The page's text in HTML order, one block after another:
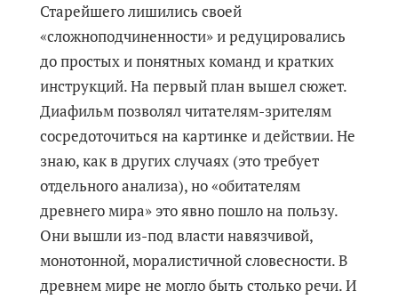
Старейшего лишились своей
«сложноподчиненности» и редуцировались
до простых и понятных команд и кратких
инструкций. На первый план вышел сюжет.
Диафильм позволял читателям-зрителям
сосредоточиться на картинке и действии. Не
знаю, как в других случаях (это требует
отдельного анализа), но «обитателям
древнего мира» это явно пошло на пользу.
Они вышли из-под власти навязчивой,
монотонной, моралистичной словесности. В
древнем мире не могло быть столько речи. И